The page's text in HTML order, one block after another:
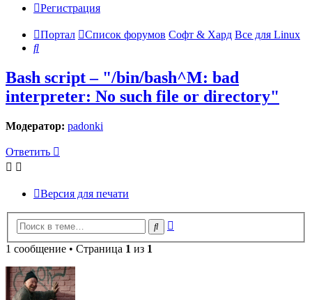
Регистрация
Портал Список форумов Софт & Хард Все для Linux
Поиск
Bash script – "/bin/bash^M: bad
interpreter: No such file or directory"
Модератор: padonki
Ответить
Версия для печати
Поиск
1 сообщение • Страница 1 из 1